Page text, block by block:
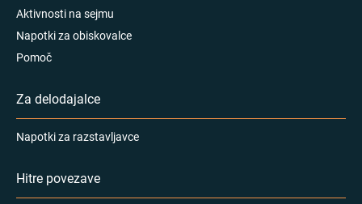
Aktivnosti na sejmu
Napotki za obiskovalce
Pomoč
Za delodajalce
Napotki za razstavljavce
Hitre povezave